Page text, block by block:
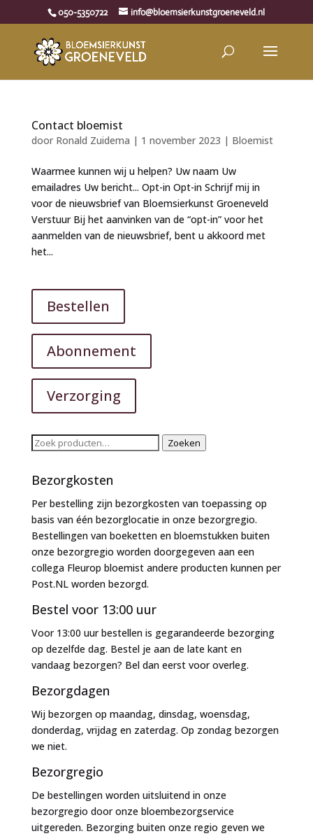
050-5350722 info@bloemsierkunstgroeneveld.nl
Contact bloemist
door Ronald Zuidema | 1 november 2023 | Bloemist
Waarmee kunnen wij u helpen? Uw naam Uw
emailadres Uw bericht... Opt-in Opt-in Schrijf mij in
voor de nieuwsbrief van Bloemsierkunst Groeneveld
Verstuur Bij het aanvinken van de “opt-in” voor het
aanmelden van de nieuwsbrief, bent u akkoord met
het...
Bestellen
Abonnement
Verzorging
Zoeken
Zoeken
Bezorgkosten
Per bestelling zijn bezorgkosten van toepassing op
basis van één bezorglocatie in onze bezorgregio.
Bestellingen van boeketten en bloemstukken buiten
onze bezorgregio worden doorgegeven aan een
collega Fleurop bloemist andere producten kunnen per
Post.NL worden bezorgd.
Bestel voor 13:00 uur
Voor 13:00 uur bestellen is gegarandeerde bezorging
op dezelfde dag. Bestel je aan de late kant en
vandaag bezorgen? Bel dan eerst voor overleg.
Bezorgdagen
Wij bezorgen op maandag, dinsdag, woensdag,
donderdag, vrijdag en zaterdag. Op zondag bezorgen
we niet.
Bezorgregio
De bestellingen worden uitsluitend in onze
bezorgregio door onze bloembezorgservice
uitgereden. Bezorging buiten onze regio geven we